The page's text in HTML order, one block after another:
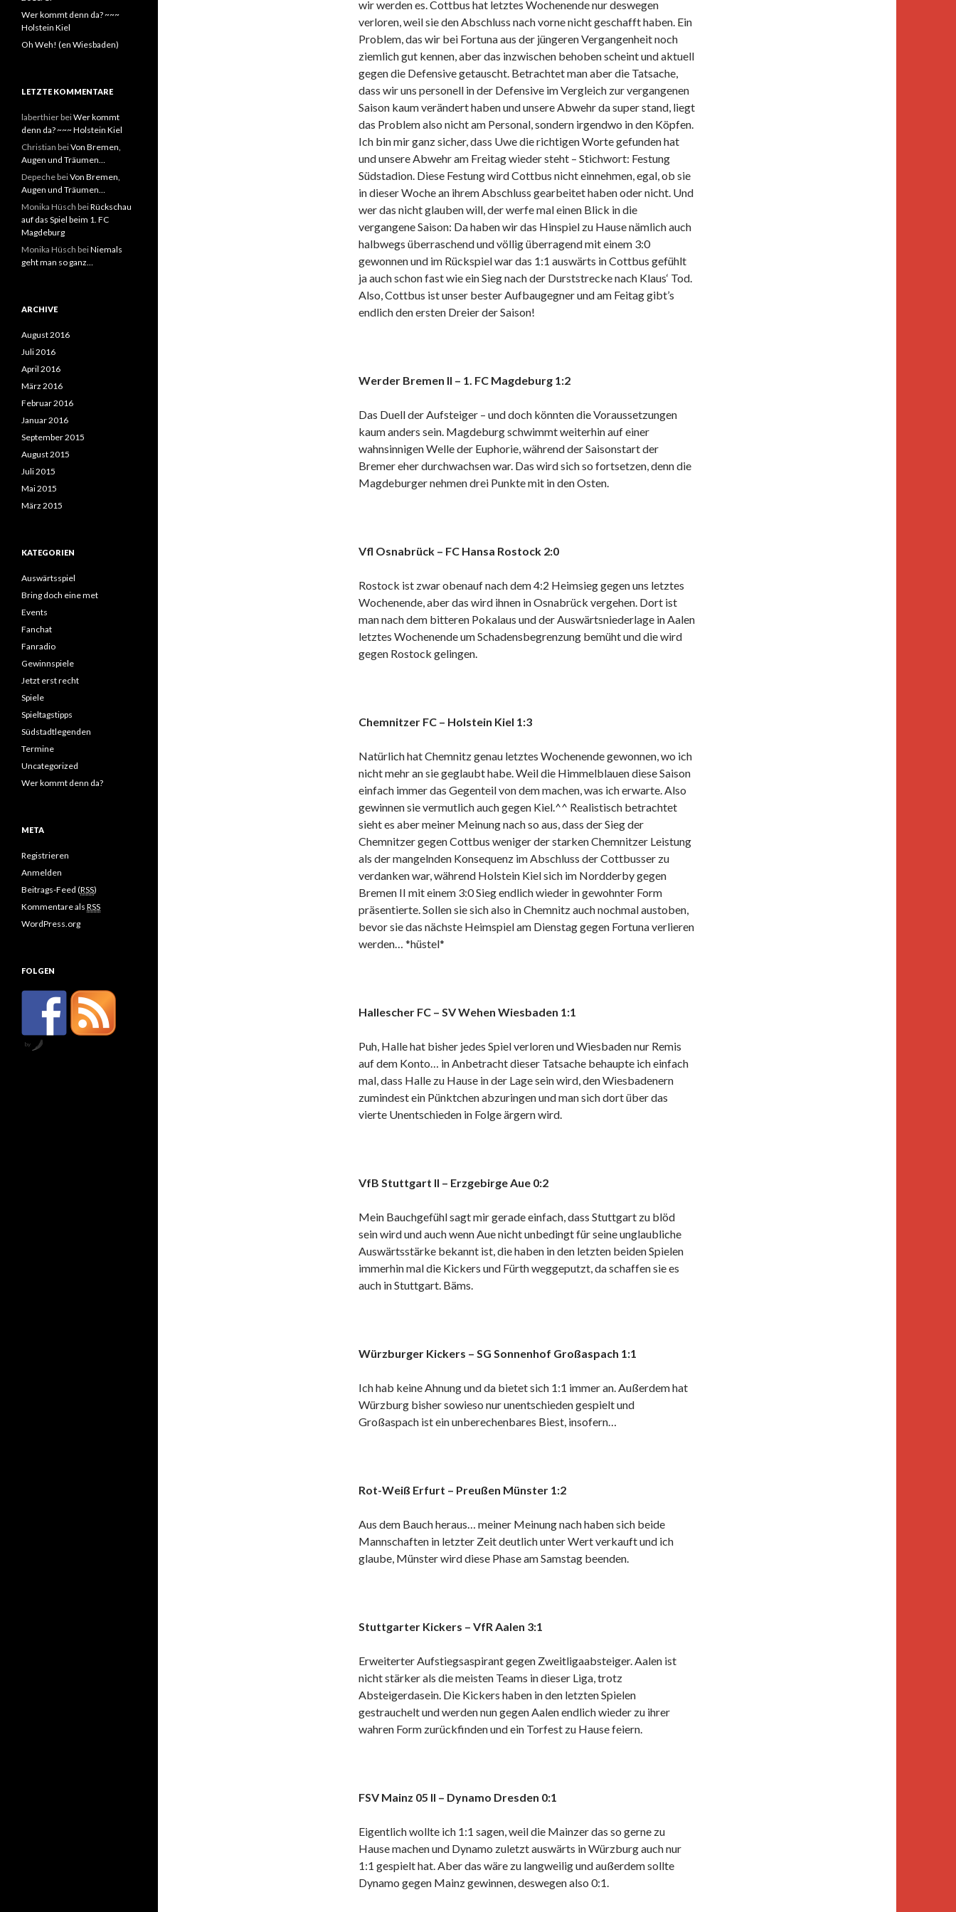
wir werden es. Cottbus hat letztes Wochenende nur deswegen
verloren, weil sie den Abschluss nach vorne nicht geschafft haben. Ein
Problem, das wir bei Fortuna aus der jüngeren Vergangenheit noch
ziemlich gut kennen, aber das inzwischen behoben scheint und aktuell
gegen die Defensive getauscht. Betrachtet man aber die Tatsache,
dass wir uns personell in der Defensive im Vergleich zur vergangenen
Saison kaum verändert haben und unsere Abwehr da super stand, liegt
das Problem also nicht am Personal, sondern irgendwo in den Köpfen.
Ich bin mir ganz sicher, dass Uwe die richtigen Worte gefunden hat
und unsere Abwehr am Freitag wieder steht – Stichwort: Festung
Südstadion. Diese Festung wird Cottbus nicht einnehmen, egal, ob sie
in dieser Woche an ihrem Abschluss gearbeitet haben oder nicht. Und
wer das nicht glauben will, der werfe mal einen Blick in die
vergangene Saison: Da haben wir das Hinspiel zu Hause nämlich auch
halbwegs überraschend und völlig überragend mit einem 3:0
gewonnen und im Rückspiel war das 1:1 auswärts in Cottbus gefühlt
ja auch schon fast wie ein Sieg nach der Durststrecke nach Klaus‘ Tod.
Also, Cottbus ist unser bester Aufbaugegner und am Feitag gibt’s
endlich den ersten Dreier der Saison!
Werder Bremen II – 1. FC Magdeburg 1:2
Das Duell der Aufsteiger – und doch könnten die Voraussetzungen
kaum anders sein. Magdeburg schwimmt weiterhin auf einer
wahnsinnigen Welle der Euphorie, während der Saisonstart der
Bremer eher durchwachsen war. Das wird sich so fortsetzen, denn die
Magdeburger nehmen drei Punkte mit in den Osten.
Vfl Osnabrück – FC Hansa Rostock 2:0
Rostock ist zwar obenauf nach dem 4:2 Heimsieg gegen uns letztes
Wochenende, aber das wird ihnen in Osnabrück vergehen. Dort ist
man nach dem bitteren Pokalaus und der Auswärtsniederlage in Aalen
letztes Wochenende um Schadensbegrenzung bemüht und die wird
gegen Rostock gelingen.
Chemnitzer FC – Holstein Kiel 1:3
Natürlich hat Chemnitz genau letztes Wochenende gewonnen, wo ich
nicht mehr an sie geglaubt habe. Weil die Himmelblauen diese Saison
einfach immer das Gegenteil von dem machen, was ich erwarte. Also
gewinnen sie vermutlich auch gegen Kiel.^^ Realistisch betrachtet
sieht es aber meiner Meinung nach so aus, dass der Sieg der
Chemnitzer gegen Cottbus weniger der starken Chemnitzer Leistung
als der mangelnden Konsequenz im Abschluss der Cottbusser zu
verdanken war, während Holstein Kiel sich im Nordderby gegen
Bremen II mit einem 3:0 Sieg endlich wieder in gewohnter Form
präsentierte. Sollen sie sich also in Chemnitz auch nochmal austoben,
bevor sie das nächste Heimspiel am Dienstag gegen Fortuna verlieren
werden… *hüstel*
Hallescher FC – SV Wehen Wiesbaden 1:1
Puh, Halle hat bisher jedes Spiel verloren und Wiesbaden nur Remis
auf dem Konto… in Anbetracht dieser Tatsache behaupte ich einfach
mal, dass Halle zu Hause in der Lage sein wird, den Wiesbadenern
zumindest ein Pünktchen abzuringen und man sich dort über das
vierte Unentschieden in Folge ärgern wird.
VfB Stuttgart II – Erzgebirge Aue 0:2
Mein Bauchgefühl sagt mir gerade einfach, dass Stuttgart zu blöd
sein wird und auch wenn Aue nicht unbedingt für seine unglaubliche
Auswärtsstärke bekannt ist, die haben in den letzten beiden Spielen
immerhin mal die Kickers und Fürth weggeputzt, da schaffen sie es
auch in Stuttgart. Bäms.
Würzburger Kickers – SG Sonnenhof Großaspach 1:1
Ich hab keine Ahnung und da bietet sich 1:1 immer an. Außerdem hat
Würzburg bisher sowieso nur unentschieden gespielt und
Großaspach ist ein unberechenbares Biest, insofern…
Rot-Weiß Erfurt – Preußen Münster 1:2
Aus dem Bauch heraus… meiner Meinung nach haben sich beide
Mannschaften in letzter Zeit deutlich unter Wert verkauft und ich
glaube, Münster wird diese Phase am Samstag beenden.
Stuttgarter Kickers – VfR Aalen 3:1
Erweiterter Aufstiegsaspirant gegen Zweitligaabsteiger. Aalen ist
nicht stärker als die meisten Teams in dieser Liga, trotz
Absteigerdasein. Die Kickers haben in den letzten Spielen
gestrauchelt und werden nun gegen Aalen endlich wieder zu ihrer
wahren Form zurückfinden und ein Torfest zu Hause feiern.
FSV Mainz 05 II – Dynamo Dresden 0:1
Eigentlich wollte ich 1:1 sagen, weil die Mainzer das so gerne zu
Hause machen und Dynamo zuletzt auswärts in Würzburg auch nur
1:1 gespielt hat. Aber das wäre zu langweilig und außerdem sollte
Dynamo gegen Mainz gewinnen, deswegen also 0:1.
Wer kommt denn da? ~~~
Holstein Kiel
Oh Weh! (en Wiesbaden)
LETZTE KOMMENTARE
laberthierbeiWer kommt
denn da? ~~~ Holstein Kiel
Christian beiVon Bremen,
Augen und Träumen…
DepechebeiVon Bremen,
Augen und Träumen…
Monika Hüsch beiRückschau
auf das Spiel beim 1. FC
Magdeburg
Monika Hüsch beiNiemals
geht man so ganz…
ARCHIVE
August 2016
Juli 2016
April 2016
März 2016
Februar 2016
Januar 2016
September 2015
August 2015
Juli 2015
Mai 2015
März 2015
KATEGORIEN
Auswärtsspiel
Bring doch eine met
Events
Fanchat
Fanradio
Gewinnspiele
Jetzt erst recht
Spiele
Spieltagstipps
Südstadtlegenden
Termine
Uncategorized
Wer kommt denn da?
META
Registrieren
Anmelden
Beitrags-Feed (RSS)
Kommentare als RSS
WordPress.org
FOLGEN
by